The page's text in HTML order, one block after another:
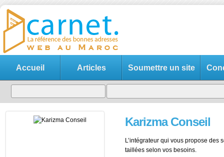
Accueil Articles Soumettre un site
Karizma Conseil
L’intégrateur qui vous propose des
taillées selon vos besoins.